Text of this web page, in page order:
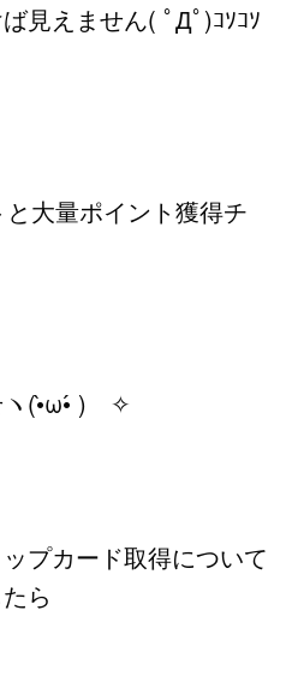
見えません( ﾟДﾟ)ｺｿｺｿ
大量ポイント獲得チ
(•̀ω•́ )ゝ✧
プカード取得について
ら